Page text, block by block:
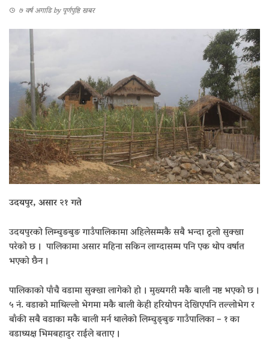
७ वर्ष अगाडिbyपूर्णपुष्टि खबर
उदयपुर, असार २१ गते
उदयपुरको लिम्चुङबुङ गाउँपालिकामा अहिलेसम्मकै सबै भन्दा ठूलो सुक्खा
परेको छ । पालिकामा असार महिना सकिन लाग्दासम्म पनि एक थोप वर्षात
भएको छैन ।
पालिकाको पाँचै वडामा सुक्खा लागेको हो । मुख्यगरी मकै बाली नष्ट भएको छ ।
५ नं. वडाको माथिल्लो भेगमा मकै बाली केही हरियोपन देखिएपनि तल्लोभेग र
बाँकी सबै वडाका मकै बाली मर्न थालेको लिम्चुङ्बुङ गाउँपालिका – १ का
वडाध्यक्ष भिमबहादुर राईले बताए ।